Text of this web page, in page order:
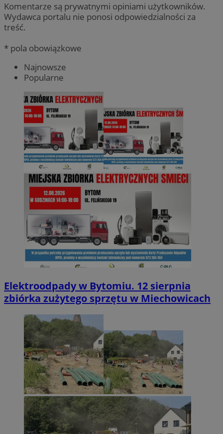
Komentarze są prywatnymi opiniami użytkowników.
Wydawca portalu nie ponosi odpowiedzialności za
treść.
* pola obowiązkowe
Najnowsze
Popularne
Elektroodpady w Bytomiu. 12 sierpnia
zbiórka zużytego sprzętu w Miechowicach